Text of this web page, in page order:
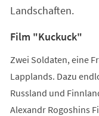
Landschaften.
Film "Kuckuck"
Zwei Soldaten, eine
Lapplands. Dazu
Russland und
Alexandr Rogoshins